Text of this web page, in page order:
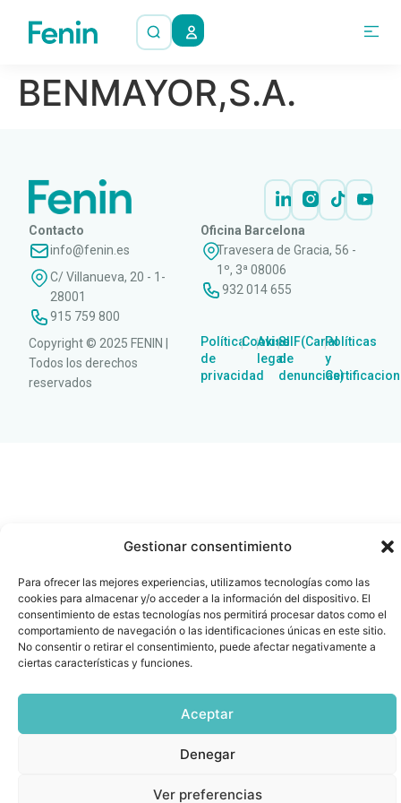
Gestionar consentimiento
Para ofrecer las mejores experiencias, utilizamos tecnologías como las
cookies para almacenar y/o acceder a la información del dispositivo. El
consentimiento de estas tecnologías nos permitirá procesar datos como el
comportamiento de navegación o las identificaciones únicas en este sitio.
No consentir o retirar el consentimiento, puede afectar negativamente a
ciertas características y funciones.
Aceptar
Denegar
Ver preferencias
BENMAYOR,S.A.
Contacto
info@fenin.es
C/ Villanueva, 20 - 1-
28001
915 759 800
Oficina Barcelona
Travesera de Gracia, 56 -
1º, 3ª 08006
932 014 655
Copyright © 2025 FENIN |
Todos los derechos
reservados
Política
de
privacidad
|Cookies
|Aviso
legal
|SIIF(Canal
de
denuncias)
|Políticas
y